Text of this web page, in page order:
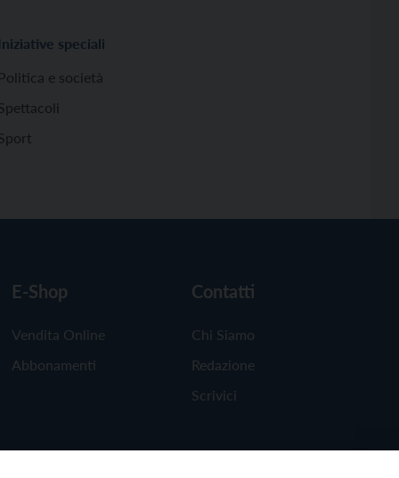
Iniziative speciali
Politica e società
E-Shop
Vendita Online
Abbonamenti
Contatti
Chi Siamo
Redazione
Scrivici